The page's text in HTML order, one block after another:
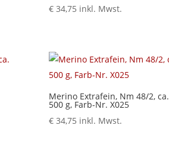
€34,75 inkl. Mwst.
Merino Extrafein, Nm 48/2, ca.
500 g, Farb-Nr. X025
€34,75 inkl. Mwst.